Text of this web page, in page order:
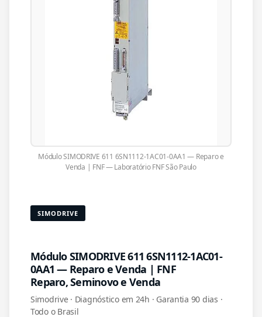
Módulo SIMODRIVE 611 6SN1112-1AC01-0AA1 — Reparo e
Venda | FNF — Laboratório FNF São Paulo
SIMODRIVE
Módulo SIMODRIVE 611 6SN1112-1AC01-
0AA1 — Reparo e Venda | FNF
Reparo, Seminovo e Venda
Simodrive · Diagnóstico em 24h · Garantia 90 dias ·
Todo o Brasil